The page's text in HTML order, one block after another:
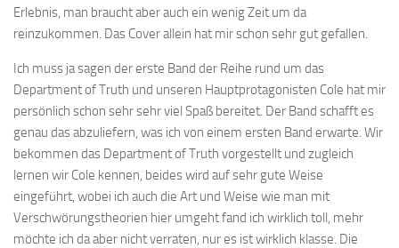
Erlebnis, man braucht aber auch ein wenig Zeit um da
reinzukommen. Das Cover allein hat mir schon sehr gut gefallen.
Ich muss ja sagen der erste Band der Reihe rund um das
Department of Truth und unseren Hauptprotagonisten Cole hat mir
persönlich schon sehr sehr viel Spaß bereitet. Der Band schafft es
genau das abzuliefern, was ich von einem ersten Band erwarte. Wir
bekommen das Department of Truth vorgestellt und zugleich
lernen wir Cole kennen, beides wird auf sehr gute Weise
eingeführt, wobei ich auch die Art und Weise wie man mit
Verschwörungstheorien hier umgeht fand ich wirklich toll, mehr
möchte ich da aber nicht verraten, nur es ist wirklich klasse. Die